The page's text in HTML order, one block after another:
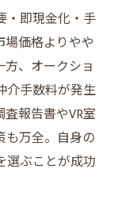
・即現金化・手
価格よりやや
、オークショ
介手数料が発生
報告書やVR室
も万全。自身の
選ぶことが成功